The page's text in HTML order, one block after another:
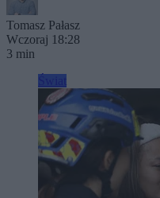
Tomasz Pałasz
Wczoraj 18:28
3 min